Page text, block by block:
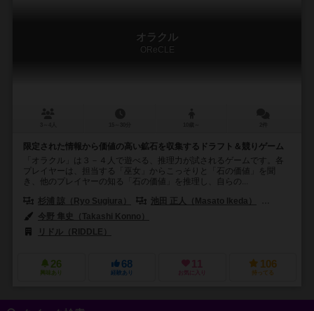
オラクル
OReCLE
限定された情報から価値の高い鉱石を収集するドラフト＆競りゲーム
「オラクル」は３－４人で遊べる、推理力が試されるゲームです。各
プレイヤーは、担当する「巫女」からこっそりと「石の価値」を聞
き、他のプレイヤーの知る「石の価値」を推理し、自らの...
杉浦 諒（Ryo Sugiura）
池田 正人（Masato Ikeda）
今野 隼史（Takashi Konno）
リドル（RIDDLE）
26
興味あり
68
経験あり
11
お気に入り
106
持ってる